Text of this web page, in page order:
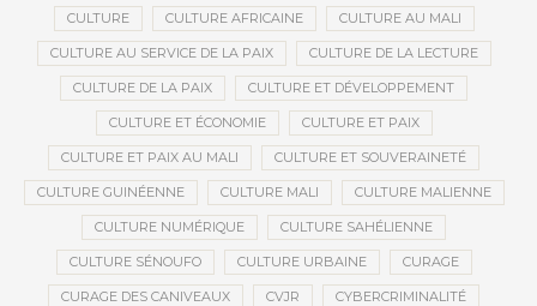
CULTURE CULTURE AFRICAINE CULTURE AU MALI
CULTURE AU SERVICE DE LA PAIX CULTURE DE LA LECTURE
CULTURE DE LA PAIX CULTURE ET DÉVELOPPEMENT
CULTURE ET ÉCONOMIE CULTURE ET PAIX
CULTURE ET PAIX AU MALI CULTURE ET SOUVERAINETÉ
CULTURE GUINÉENNE CULTURE MALI CULTURE MALIENNE
CULTURE NUMÉRIQUE CULTURE SAHÉLIENNE
CULTURE SÉNOUFO CULTURE URBAINE CURAGE
CURAGE DES CANIVEAUX CVJR CYBERCRIMINALITÉ